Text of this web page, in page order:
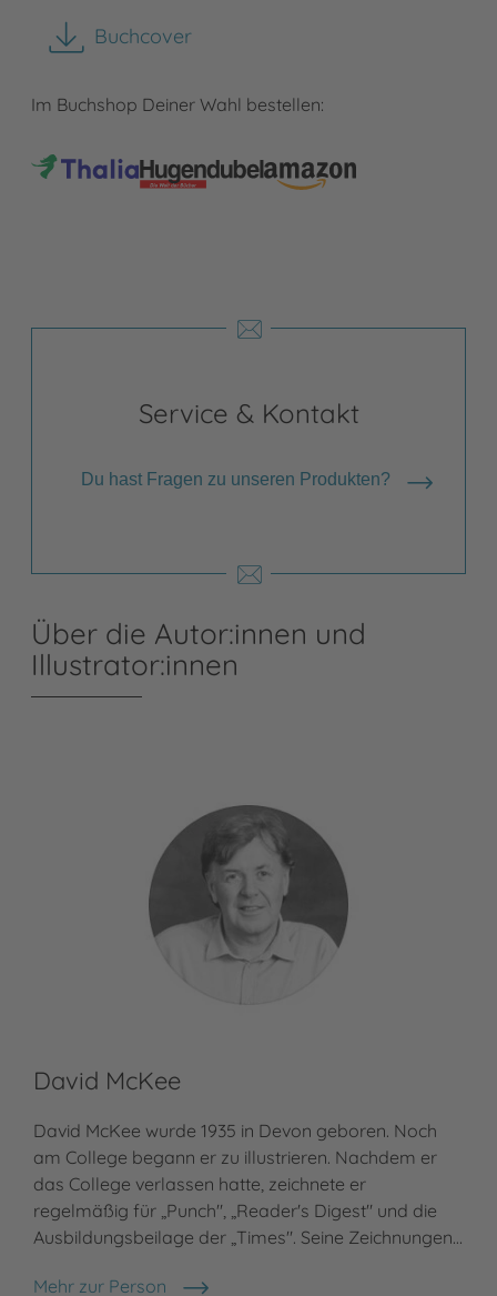
Buchcover
herunterladen
Im Buchshop Deiner Wahl bestellen:
Service & Kontakt
Du hast Fragen zu unseren Produkten?
Über die Autor:innen und
Illustrator:innen
David McKee
David McKee wurde 1935 in Devon geboren. Noch
am College begann er zu illustrieren. Nachdem er
das College verlassen hatte, zeichnete er
regelmäßig für „Punch", „Reader's Digest" und die
Ausbildungsbeilage der „Times". Seine Zeichnungen…
Mehr zur Person